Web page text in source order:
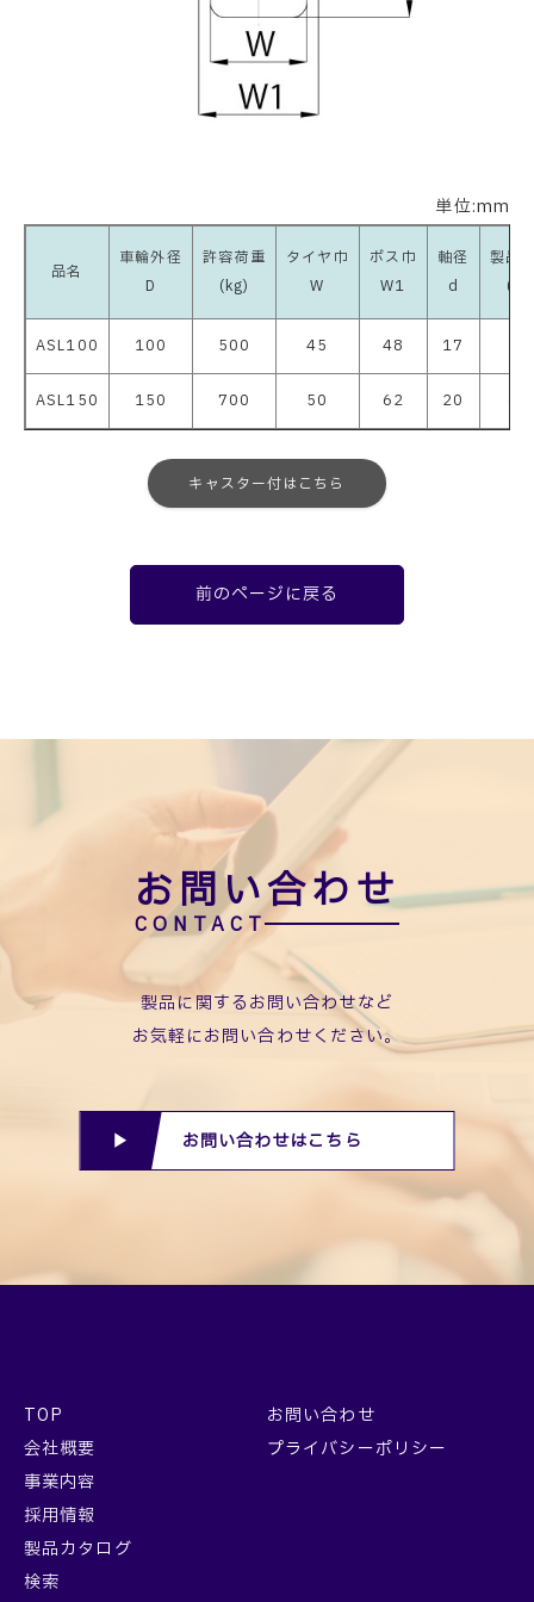
単位:mm
品名
車輪外径
D
許容荷重
(kg)
タイヤ巾
W
ボス巾
W1
軸径
d
製品
ASL100 100 500 45 48 17
ASL150 150 700 50 62 20
キャスター付はこちら
前のページに戻る
お問い合わせ
製品に関するお問い合わせなど
お気軽にお問い合わせください。
お問い合わせはこちら
TOP
会社概要
事業内容
採用情報
製品カタログ
検索
お問い合わせ
プライバシーポリシー